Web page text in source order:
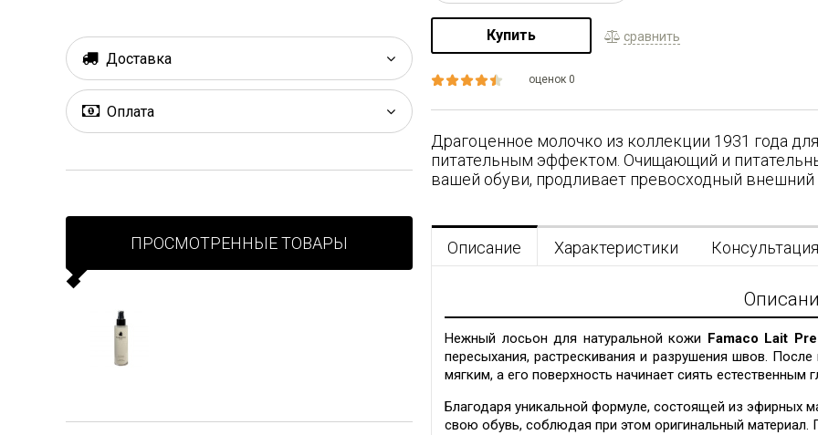
Купить сравнить
оценок 0
Драгоценное молочко из коллекции 1931 года
питательным эффектом. Очищающий и
вашей обуви, продливает превосходный внешний
Описание Характеристики Консультация
Нежный лосьон для натуральной кожи Famaco Lait
пересыхания, растрескивания и разрушения швов.
мягким, а его поверхность начинает сиять естественным
Благодаря уникальной формуле, состоящей из эфирных
свою обувь, соблюдая при этом оригинальный материал.
Доставка
Оплата
ПРОСМОТРЕННЫЕ ТОВАРЫ